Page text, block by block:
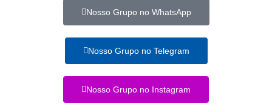
Nosso Grupo no WhatsApp
Nosso Grupo no Telegram
Nosso Grupo no Instagram